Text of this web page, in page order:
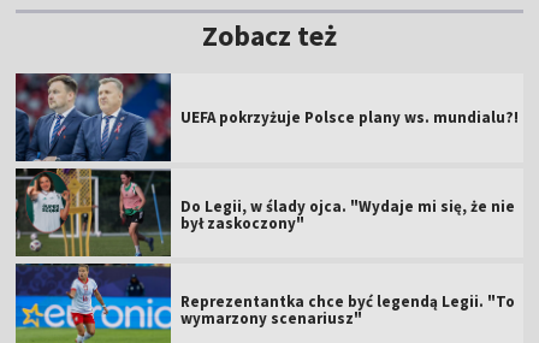
Zobacz też
UEFA pokrzyżuje Polsce plany ws. mundialu?!
Do Legii, w ślady ojca. "Wydaje mi się, że nie
był zaskoczony"
Reprezentantka chce być legendą Legii. "To
wymarzony scenariusz"